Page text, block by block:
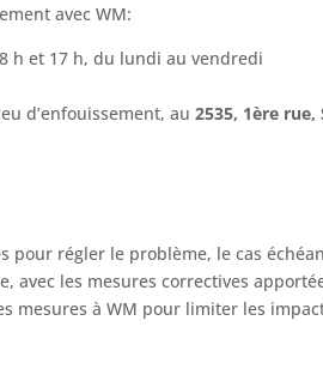
avec WM:
h et 17 h, du lundi au vendredi
d’enfouissement, au2535, 1ère rue,
pour régler le problème, le cas
avec les mesures correctives
mesures à WM pour limiter les